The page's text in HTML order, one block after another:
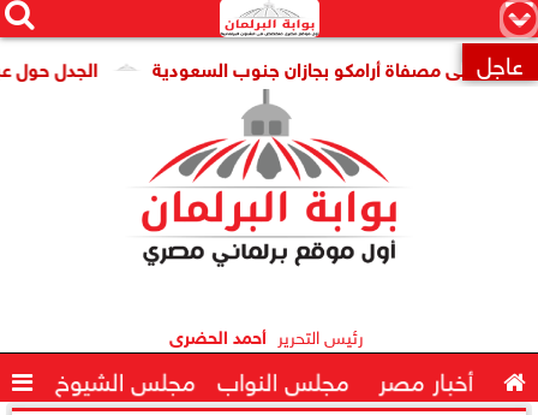
×


 عاجل الجدل حول على مصفاة أرامكو بجازان جنوب السعودية
رئيس التحرير أحمد الحضرى
 أخبار مصر مجلس النواب مجلس الشيوخ 